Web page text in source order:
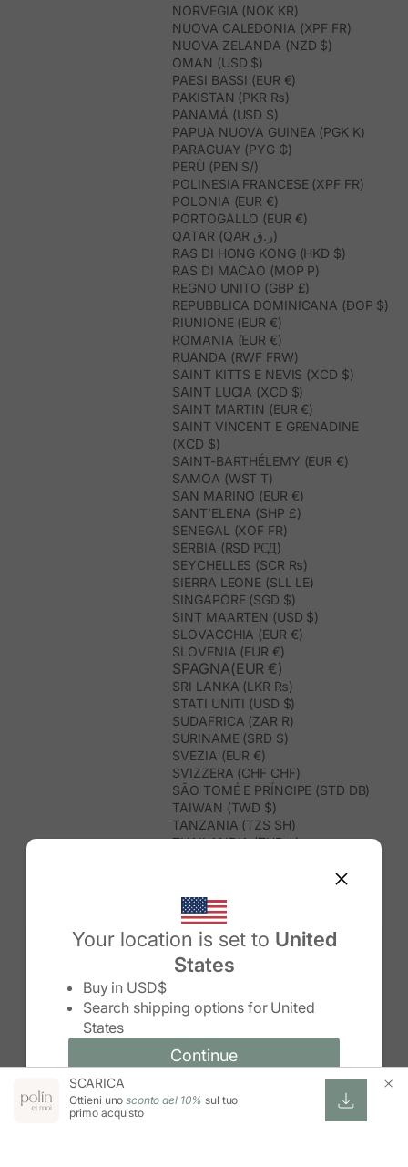
Your location is set to United
States
Buy in USD$
Search shipping options for United
States
Continue
Change country/region and language
Change country/region
Continue
NORVEGIA (NOK KR)
NUOVA CALEDONIA (XPF FR)
NUOVA ZELANDA (NZD $)
OMAN (USD $)
PAESI BASSI (EUR €)
PAKISTAN (PKR ₨)
PANAMÁ (USD $)
PAPUA NUOVA GUINEA (PGK K)
PARAGUAY (PYG ₲)
PERÙ (PEN S/)
POLINESIA FRANCESE (XPF FR)
POLONIA (EUR €)
PORTOGALLO (EUR €)
QATAR (QAR ر.ق)
RAS DI HONG KONG (HKD $)
RAS DI MACAO (MOP P)
REGNO UNITO (GBP £)
REPUBBLICA DOMINICANA (DOP $)
RIUNIONE (EUR €)
ROMANIA (EUR €)
RUANDA (RWF FRW)
SAINT KITTS E NEVIS (XCD $)
SAINT LUCIA (XCD $)
SAINT MARTIN (EUR €)
SAINT VINCENT E GRENADINE
(XCD $)
SAINT-BARTHÉLEMY (EUR €)
SAMOA (WST T)
SAN MARINO (EUR €)
SANT’ELENA (SHP £)
SENEGAL (XOF FR)
SERBIA (RSD РСД)
SEYCHELLES (SCR ₨)
SIERRA LEONE (SLL LE)
SINGAPORE (SGD $)
SINT MAARTEN (USD $)
SLOVACCHIA (EUR €)
SLOVENIA (EUR €)
SPAGNA(EUR €)
SRI LANKA (LKR ₨)
STATI UNITI (USD $)
SUDAFRICA (ZAR R)
SURINAME (SRD $)
SVEZIA (EUR €)
SVIZZERA (CHF CHF)
SÃO TOMÉ E PRÍNCIPE (STD DB)
TAIWAN (TWD $)
TANZANIA (TZS SH)
THAILANDIA (THB ฿)
TONGA (TOP T$)
TRINIDAD E TOBAGO (TTD $)
TUNISIA (USD $)
TURCHIA (TRY ₺)
TURKMENISTAN (USD $)
UNGHERIA (EUR €)
UZBEKISTAN (UZS SO'M)
VANUATU (VUV VT)
VIETNAM (VND ₫)
WALLIS E FUTUNA (XPF FR)
SCARICA
Ottieni unosconto del 10% sul tuo
primo acquisto